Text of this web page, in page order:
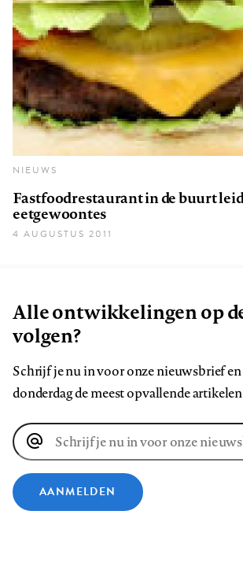
NIEUWS
Fastfoodrestaurant in de buurt
eetgewoontes
4 AUGUSTUS 2011
Alle ontwikkelingen op
volgen?
Schrijf je nu in voor onze nieuwsbrief
donderdag de meest opvallende
E-
mailadres
AANMELDEN